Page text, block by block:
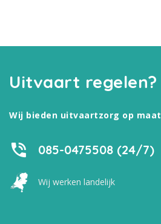
Uitvaart regelen?
Wij bieden uitvaartzorg op maat
085-0475508 (24/7)
Wij werken landelijk